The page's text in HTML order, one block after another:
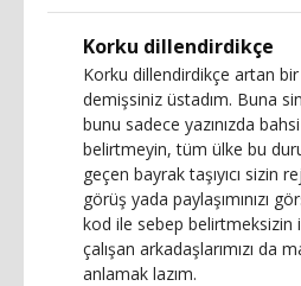
Korku dillendirdikçe
Korku dillendirdikçe artan
demişsiniz üstadım. Buna
bunu sadece yazınızda
belirtmeyin, tüm ülke bu
geçen bayrak taşıyıcı sizin
görüş yada paylaşımınızı
kod ile sebep belirtmeksizin
çalışan arkadaşlarımızı da
anlamak lazım.